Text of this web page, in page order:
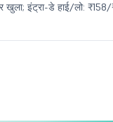
खुला; इंट्रा-डे हाई/लो: